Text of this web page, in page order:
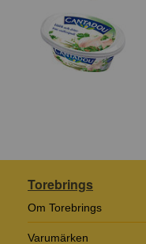
Torebrings
Om Torebrings
Varumärken